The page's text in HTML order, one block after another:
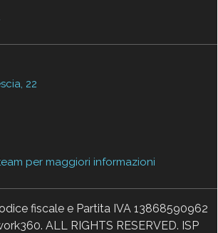
22
per maggiori informazioni
fiscale e Partita IVA 13868590962
ALL RIGHTS RESERVED. ISP